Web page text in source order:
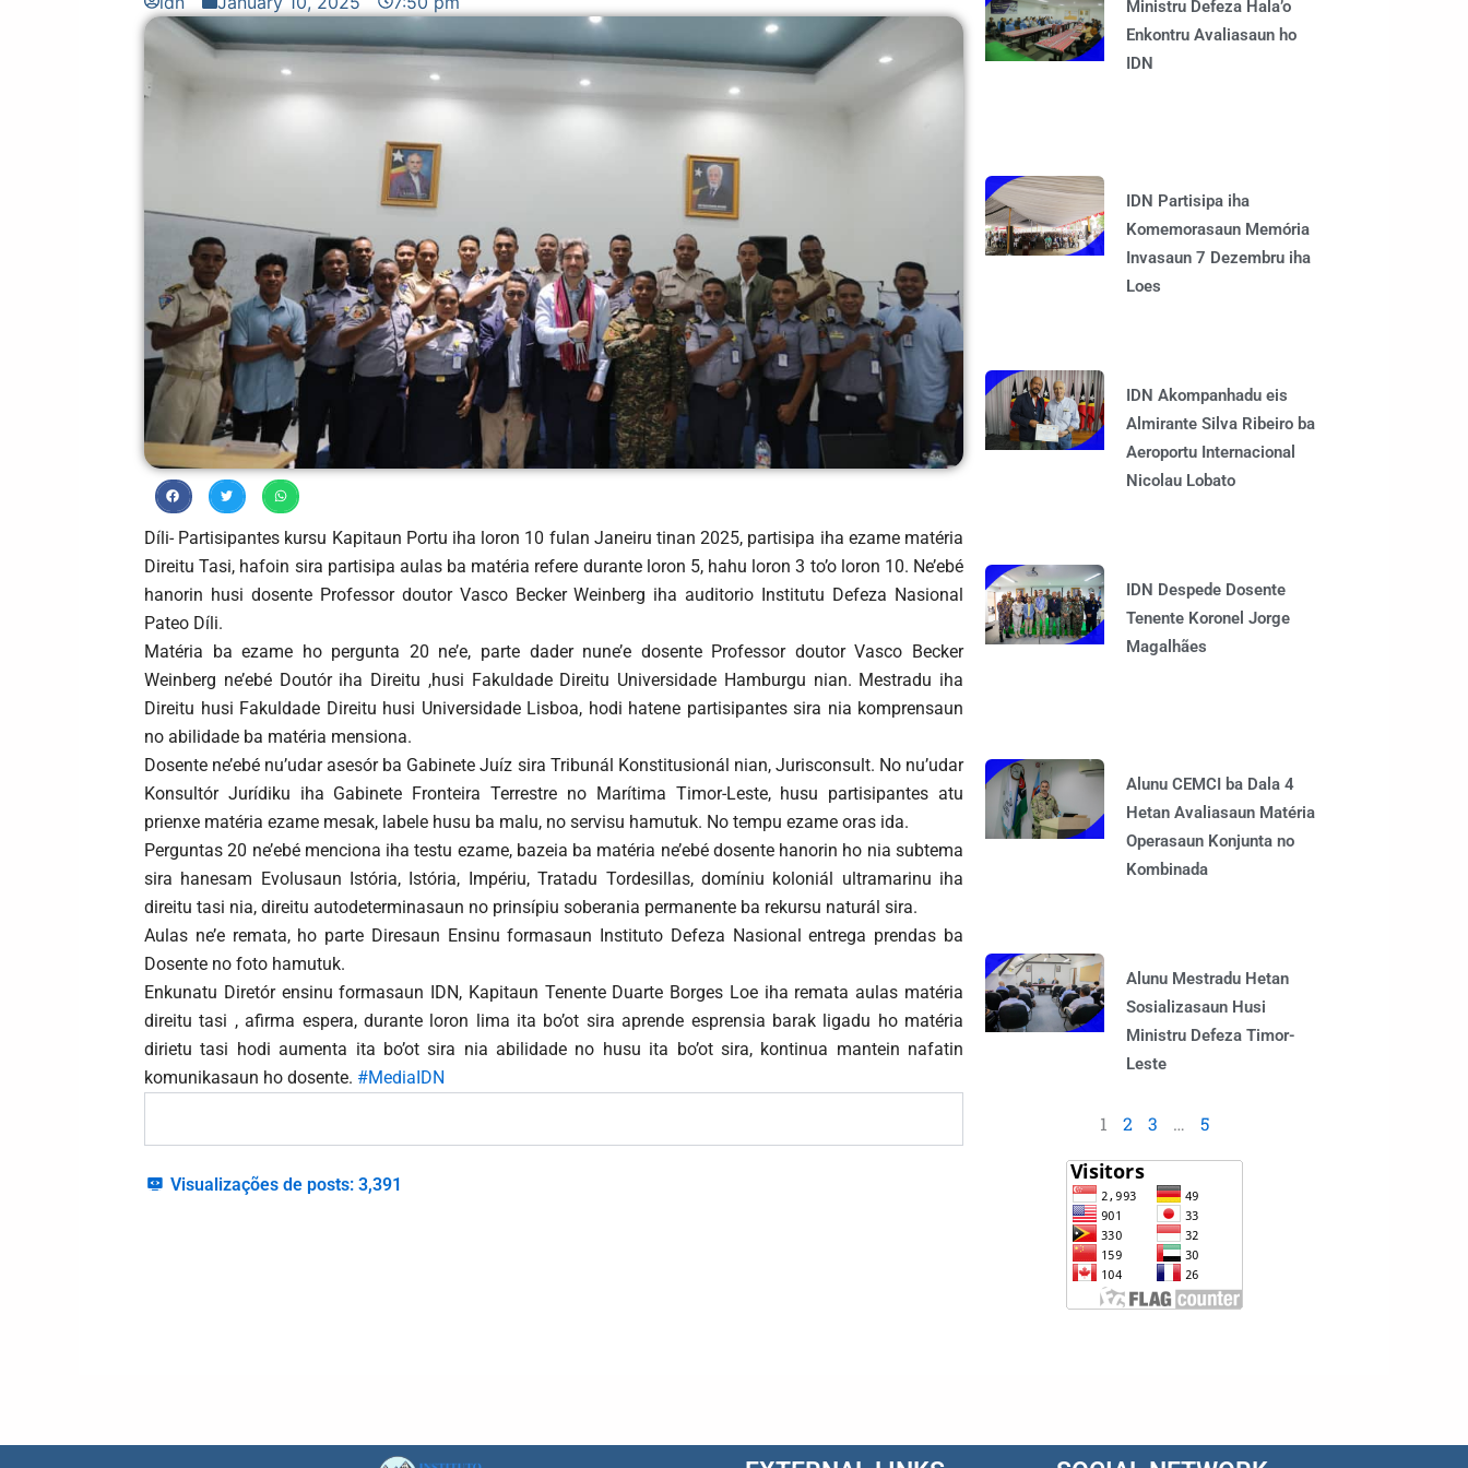
Díli- Partisipantes kursu Kapitaun Portu iha loron 10 fulan Janeiru tinan 2025, partisipa iha ezame matéria
Direitu Tasi, hafoin sira partisipa aulas ba matéria refere durante loron 5, hahu loron 3 to’o loron 10. Ne’ebé
hanorin husi dosente Professor doutor Vasco Becker Weinberg iha auditorio Institutu Defeza Nasional
Pateo Díli.
Matéria ba ezame ho pergunta 20 ne’e, parte dader nune’e dosente Professor doutor Vasco Becker
Weinberg ne’ebé Doutór iha Direitu ,husi Fakuldade Direitu Universidade Hamburgu nian. Mestradu iha
Direitu husi Fakuldade Direitu husi Universidade Lisboa, hodi hatene partisipantes sira nia komprensaun
no abilidade ba matéria mensiona.
Dosente ne’ebé nu’udar asesór ba Gabinete Juíz sira Tribunál Konstitusionál nian, Jurisconsult. No nu’udar
Konsultór Jurídiku iha Gabinete Fronteira Terrestre no Marítima Timor-Leste, husu partisipantes atu
prienxe matéria ezame mesak, labele husu ba malu, no servisu hamutuk. No tempu ezame oras ida.
Perguntas 20 ne’ebé menciona iha testu ezame, bazeia ba matéria ne’ebé dosente hanorin ho nia subtema
sira hanesam Evolusaun Istória, Istória, Impériu, Tratadu Tordesillas, domíniu koloniál ultramarinu iha
direitu tasi nia, direitu autodeterminasaun no prinsípiu soberania permanente ba rekursu naturál sira.
Aulas ne’e remata, ho parte Diresaun Ensinu formasaun Instituto Defeza Nasional entrega prendas ba
Dosente no foto hamutuk.
Enkunatu Diretór ensinu formasaun IDN, Kapitaun Tenente Duarte Borges Loe iha remata aulas matéria
direitu tasi , afirma espera, durante loron lima ita bo’ot sira aprende esprensia barak ligadu ho matéria
dirietu tasi hodi aumenta ita bo’ot sira nia abilidade no husu ita bo’ot sira, kontinua mantein nafatin
komunikasaun ho dosente. #MediaIDN
Visualizações de posts: 3,391
Ministru Defeza Hala’o
Enkontru Avaliasaun ho
IDN
IDN Partisipa iha
Komemorasaun Memória
Invasaun 7 Dezembru iha
Loes
IDN Akompanhadu eis
Almirante Silva Ribeiro ba
Aeroportu Internacional
Nicolau Lobato
IDN Despede Dosente
Tenente Koronel Jorge
Magalhães
Alunu CEMCI ba Dala 4
Hetan Avaliasaun Matéria
Operasaun Konjunta no
Kombinada
Alunu Mestradu Hetan
Sosializasaun Husi
Ministru Defeza Timor-
Leste
1 2 3 … 5